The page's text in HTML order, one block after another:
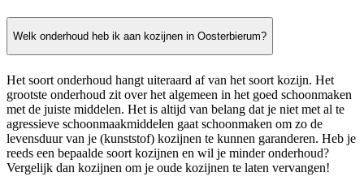
Welk onderhoud heb ik aan kozijnen in Oosterbierum?
Het soort onderhoud hangt uiteraard af van het soort kozijn. Het
grootste onderhoud zit over het algemeen in het goed schoonmaken
met de juiste middelen. Het is altijd van belang dat je niet met al te
agressieve schoonmaakmiddelen gaat schoonmaken om zo de
levensduur van je (kunststof) kozijnen te kunnen garanderen. Heb je
reeds een bepaalde soort kozijnen en wil je minder onderhoud?
Vergelijk dan kozijnen om je oude kozijnen te laten vervangen!